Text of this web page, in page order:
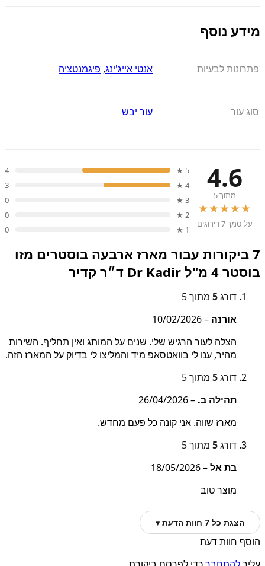
מידע נוסף
פתרונות לבעיות אנטי אייג'ינג, פיגמנטציה
סוג עור עור יבש
4.6
מתוך 5
★★★★★
על סמך 7 דירוגים
5 ★
4
4 ★
3
3 ★
0
2 ★
0
1 ★
0
7 ביקורות עבור
מארז ארבעה בוסטרים מזו
בוסטר 4 מ"ל Dr Kadir ד״ר קדיר
דורג5 מתוך 5
אורנה –
10/02/2026
הצלה לעור הרגיש שלי. שנים על המותג ואין תחליף. השירות
מהיר, ענו לי בוואטסאפ מיד והמליצו לי בדיוק על המארז הזה.
דורג5 מתוך 5
תהילה ב. –
26/04/2026
מארז שווה. אני קונה כל פעם מחדש.
דורג5 מתוך 5
בת אל–
18/05/2026
מוצר טוב
הצגת כל 7 חוות הדעת ▾
הוסף חוות דעת